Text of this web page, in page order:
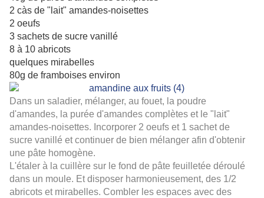
2 càs de "lait" amandes-noisettes
2 oeufs
3 sachets de sucre vanillé
8 à 10 abricots
quelques mirabelles
80g de framboises environ
Dans un saladier, mélanger, au fouet, la poudre
d'amandes, la purée d'amandes complètes et le "lait"
amandes-noisettes. Incorporer 2 oeufs et 1 sachet de
sucre vanillé et continuer de bien mélanger afin d'obtenir
une pâte homogène.
L'étaler à la cuillère sur le fond de pâte feuilletée déroulé
dans un moule. Et disposer harmonieusement, des 1/2
abricots et mirabelles. Combler les espaces avec des